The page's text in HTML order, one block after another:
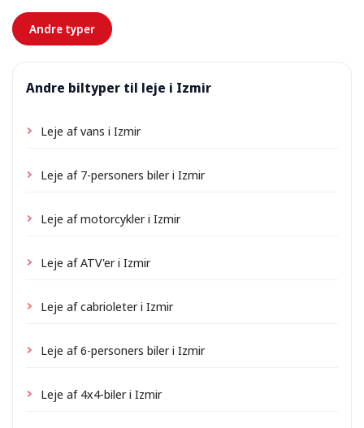
forhånd.
Andre typer
Andre biltyper til leje i Izmir
Leje af vans i Izmir
Leje af 7-personers biler i Izmir
Leje af motorcykler i Izmir
Leje af ATV'er i Izmir
Leje af cabrioleter i Izmir
Leje af 6-personers biler i Izmir
Leje af 4x4-biler i Izmir